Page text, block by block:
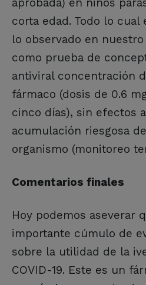
corta edad. Todo lo
lo observado en
como prueba de
antiviral concentración
fármaco (dosis de 0.6
cinco días), sin efectos
acumulación riesgosa
organismo (monitoreo
Comentarios finales
Hoy podemos aseverar
importante cúmulo de
sobre la utilidad de la
COVID-19. Este es un